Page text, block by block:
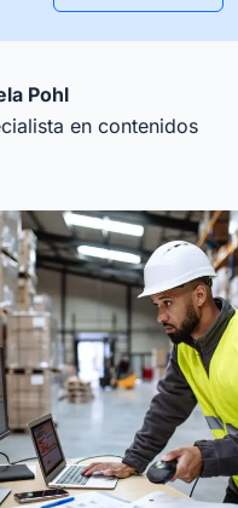
Pohl
en contenidos